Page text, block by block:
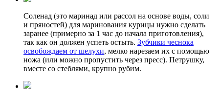
Соленад (это маринад или рассол на основе воды, соли
и пряностей) для маринования курицы нужно сделать
заранее (примерно за 1 час до начала приготовления),
так как он должен успеть остыть. Зубчики чеснока
освобождаем от шелухи, мелко нарезаем их с помощью
ножа (или можно пропустить через пресс). Петрушку,
вместе со стеблями, крупно рубим.